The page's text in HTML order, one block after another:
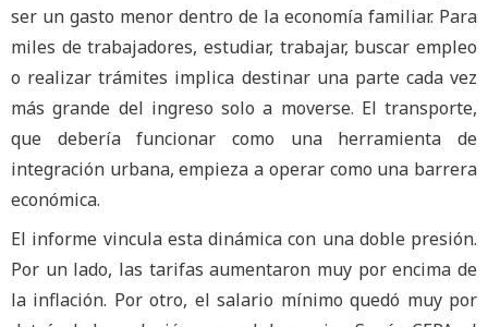
ser un gasto menor dentro de la economía familiar. Para
miles de trabajadores, estudiar, trabajar, buscar empleo
o realizar trámites implica destinar una parte cada vez
más grande del ingreso solo a moverse. El transporte,
que debería funcionar como una herramienta de
integración urbana, empieza a operar como una barrera
económica.
El informe vincula esta dinámica con una doble presión.
Por un lado, las tarifas aumentaron muy por encima de
la inflación. Por otro, el salario mínimo quedó muy por